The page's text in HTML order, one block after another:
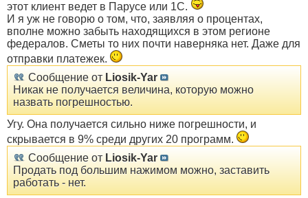
этот клиент ведет в Парусе или 1С.
И я уж не говорю о том, что, заявляя о процентах,
вполне можно забыть находящихся в этом регионе
федералов. Сметы то них почти наверняка нет. Даже для
отправки платежек.
Сообщение от Liosik-Yar
Никак не получается величина, которую можно
назвать погрешностью.
Угу. Она получается сильно ниже погрешности, и
скрывается в 9% среди других 20 программ.
Сообщение от Liosik-Yar
Продать под большим нажимом можно, заставить
работать - нет.